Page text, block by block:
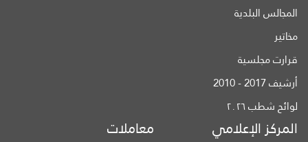
المجالس البلدية
مخاتير
قرارت مجلسية
أرشيف 2017 - 2010
لوائح شطب ٢٠٢٦
المركز الإعلامي معاملات